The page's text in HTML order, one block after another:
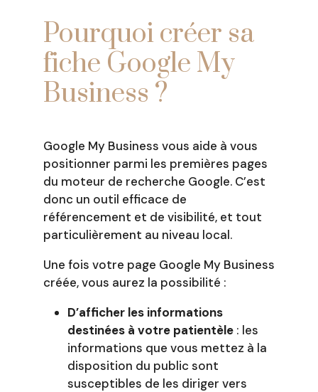
Pourquoi créer sa
fiche Google My
Business ?
Google My Business vous aide à vous
positionner parmi les premières pages
du moteur de recherche Google. C’est
donc un outil efficace de
référencement et de visibilité, et tout
particulièrement au niveau local.
Une fois votre page Google My Business
créée, vous aurez la possibilité :
D’afficher les informations
destinées à votre patientèle: les
informations que vous mettez à la
disposition du public sont
susceptibles de les diriger vers